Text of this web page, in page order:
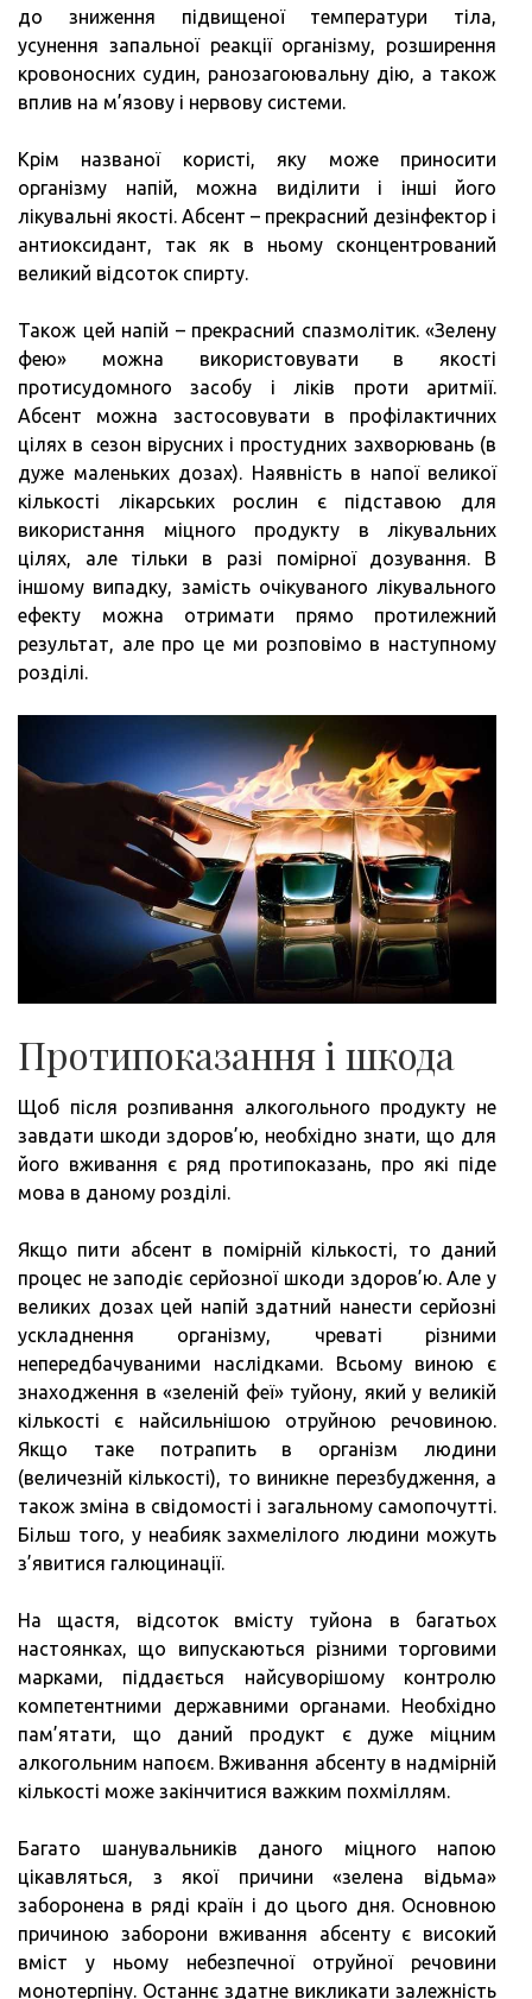
до зниження підвищеної температури тіла,
усунення запальної реакції організму, розширення
кровоносних судин, ранозагоювальну дію, а також
вплив на м’язову і нервову системи.
Крім названої користі, яку може приносити
організму напій, можна виділити і інші його
лікувальні якості. Абсент – прекрасний дезінфектор і
антиоксидант, так як в ньому сконцентрований
великий відсоток спирту.
Також цей напій – прекрасний спазмолітик. «Зелену
фею» можна використовувати в якості
протисудомного засобу і ліків проти аритмії.
Абсент можна застосовувати в профілактичних
цілях в сезон вірусних і простудних захворювань (в
дуже маленьких дозах). Наявність в напої великої
кількості лікарських рослин є підставою для
використання міцного продукту в лікувальних
цілях, але тільки в разі помірної дозування. В
іншому випадку, замість очікуваного лікувального
ефекту можна отримати прямо протилежний
результат, але про це ми розповімо в наступному
розділі.
Протипоказання і шкода
Щоб після розпивання алкогольного продукту не
завдати шкоди здоров’ю, необхідно знати, що для
його вживання є ряд протипоказань, про які піде
мова в даному розділі.
Якщо пити абсент в помірній кількості, то даний
процес не заподіє серйозної шкоди здоров’ю. Але у
великих дозах цей напій здатний нанести серйозні
ускладнення організму, чреваті різними
непередбачуваними наслідками. Всьому виною є
знаходження в «зеленій феї» туйону, який у великій
кількості є найсильнішою отруйною речовиною.
Якщо таке потрапить в організм людини
(величезній кількості), то виникне перезбудження, а
також зміна в свідомості і загальному самопочутті.
Більш того, у неабияк захмелілого людини можуть
з’явитися галюцинації.
На щастя, відсоток вмісту туйона в багатьох
настоянках, що випускаються різними торговими
марками, піддається найсуворішому контролю
компетентними державними органами. Необхідно
пам’ятати, що даний продукт є дуже міцним
алкогольним напоєм. Вживання абсенту в надмірній
кількості може закінчитися важким похміллям.
Багато шанувальників даного міцного напою
цікавляться, з якої причини «зелена відьма»
заборонена в ряді країн і до цього дня. Основною
причиною заборони вживання абсенту є високий
вміст у ньому небезпечної отруйної речовини
монотерпіну. Останнє здатне викликати залежність